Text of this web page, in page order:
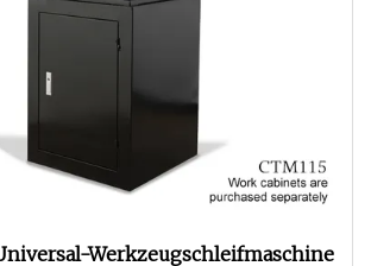
Werkzeugschleifmaschine